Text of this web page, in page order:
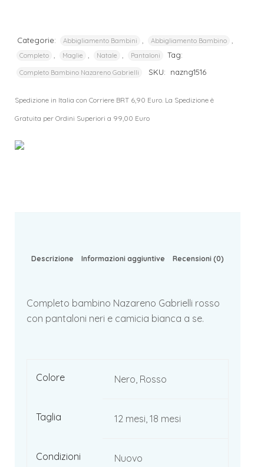
Categorie: Abbigliamento Bambini Abbigliamento Bambino
Completo Maglie Natale Pantaloni Tag:
Completo Bambino Nazareno Gabrielli SKU: nazng1516
Spedizione in Italia con Corriere BRT 6,90 Euro. La Spedizione è
Gratuita per Ordini Superiori a 99,00 Euro
Descrizione Informazioni aggiuntive Recensioni (0)
Completo bambino Nazareno Gabrielli rosso
con pantaloni neri e camicia bianca a se.
Colore Nero, Rosso
Taglia 12 mesi, 18 mesi
Condizioni Nuovo